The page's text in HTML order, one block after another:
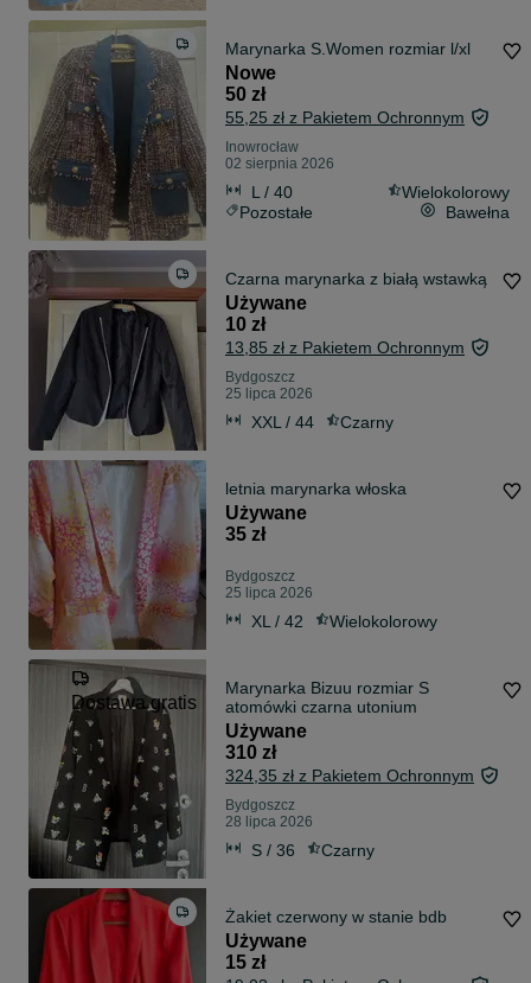
Marynarka S.Women rozmiar l/xl
Nowe
50 zł
55,25 zł z Pakietem Ochronnym
Inowrocław
02 sierpnia 2026
L / 40
Wielokolorowy
Pozostałe
Bawełna
Czarna marynarka z białą wstawką
Używane
10 zł
13,85 zł z Pakietem Ochronnym
Bydgoszcz
25 lipca 2026
XXL / 44 Czarny
letnia marynarka włoska
Używane
35 zł
Bydgoszcz
25 lipca 2026
XL / 42 Wielokolorowy
Dostawa gratis
Marynarka Bizuu rozmiar S
atomówki czarna utonium
Używane
310 zł
324,35 zł z Pakietem Ochronnym
Bydgoszcz
28 lipca 2026
S / 36 Czarny
Żakiet czerwony w stanie bdb
Używane
15 zł